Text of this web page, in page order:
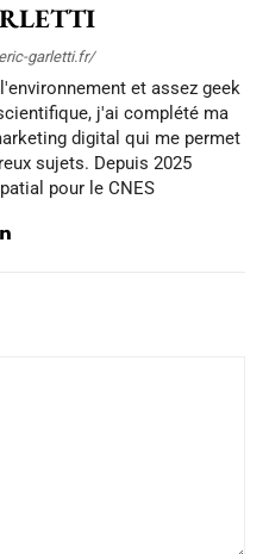
garletti.fr/
et assez geek
j'ai complété ma
digital qui me permet
sujets. Depuis 2025
pour le CNES